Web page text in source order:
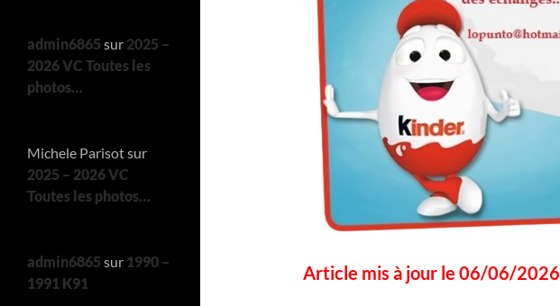
Article mis à jour le 06/06/2026
admin6865 sur 2025 –
2026 VC Toutes les
photos…
Michele Parisotsur
2025 – 2026 VC
Toutes les photos…
admin6865 sur 1990 –
1991 K91